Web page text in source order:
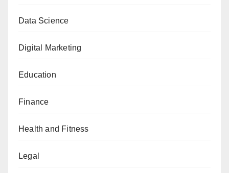
Data Science
Digital Marketing
Education
Finance
Health and Fitness
Legal